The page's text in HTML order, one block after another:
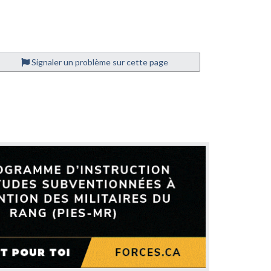
Signaler un problème sur cette page